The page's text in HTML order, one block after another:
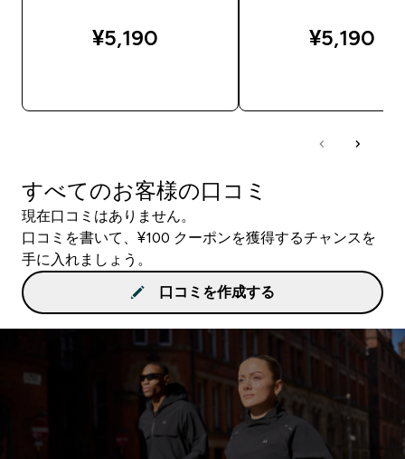
¥5,190‎ ¥5,190‎
すべてのお客様の口コミ
現在口コミはありません。
口コミを書いて、¥100 クーポンを獲得するチャンスを
手に入れましょう。
口コミを作成する